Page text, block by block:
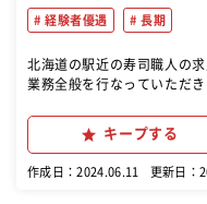
経験者優遇 長期
北海道の駅近の寿司職人の求人転職にお
業務全般を行なっていただ
営に関するあらゆる業務を行って頂きます
修プログラムがありますの
い未経験の方など、活躍さ
キープする
作成日：2024.06.11 更新日：